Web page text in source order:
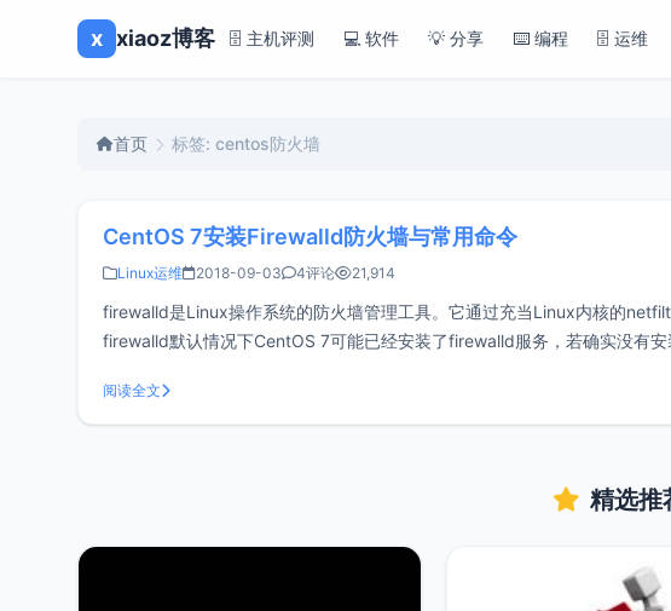
x xiaoz博客 🗄️ 主机评测 💻 软件 💡 分享 ⌨️ 编程 🗄️ 运维
首页 标签: centos防火墙
CentOS 7安装Firewalld防火墙与常用命令
Linux运维 2018-09-03 4评论 21,914
firewalld是Linux操作系统的防火墙管理工具。它通过充当Linux内核的
firewalld默认情况下CentOS 7可能已经安装了firewalld服务，若确实没有
阅读全文
精选推